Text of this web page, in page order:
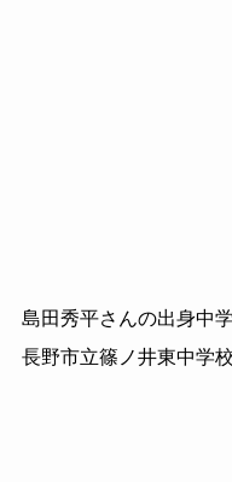
島田秀平さんの出身中
長野市立篠ノ井東中学校